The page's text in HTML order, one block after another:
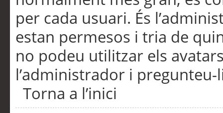
per cada usuari. És
estan permesos i tria de
no podeu utilitzar els
l’administrador i pregunteu-
Torna a l’inici